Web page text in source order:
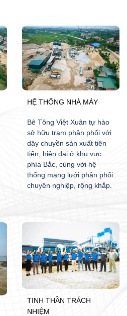
HỆ THỐNG NHÀ MÁY
Bê Tông Việt Xuân tự hào
sở hữu trạm phân phối với
dây chuyền sản xuất tiên
tiến, hiện đại ở khu vực
phía Bắc, cùng với hệ
thống mạng lưới phân phối
chuyên nghiệp, rộng khắp.
TINH THẦN TRÁCH
NHIỆM